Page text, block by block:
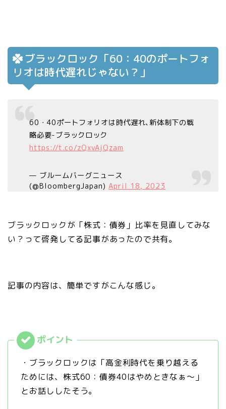
ブラックロック「60：40のポートフォ
リオは時代遅れじゃない？」
60・40ポートフォリオは時代遅れ､新体制下の戦
略必要-ブラックロック
https://t.co/zQxvAjQzam
— ブルームバーグニュース
(@BloombergJapan)April 18, 2023
ブラックロックが「株式：債券」比率を見直してみな
い？って啓発してる記事があったので共有。
記事の内容は、簡単ですがこんな感じ。
・ブラックロックは「高金利時代を乗り越える
ためには、株式60：債券40はやめときなぁ〜」
とお話ししたそう。